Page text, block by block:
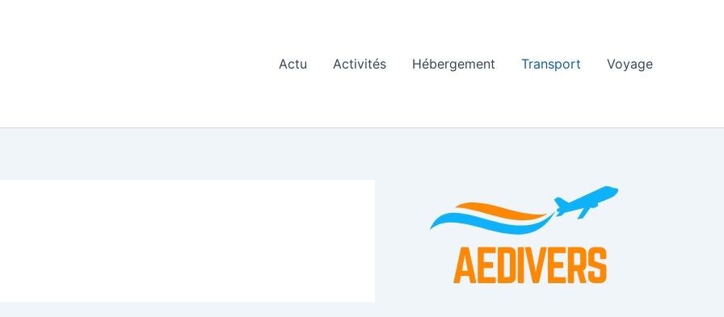
Actu Activités Hébergement Transport Voyage